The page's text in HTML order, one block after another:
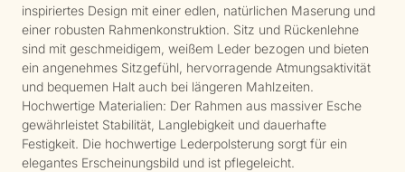
inspiriertes Design mit einer edlen, natürlichen Maserung und
einer robusten Rahmenkonstruktion. Sitz und Rückenlehne
sind mit geschmeidigem, weißem Leder bezogen und bieten
ein angenehmes Sitzgefühl, hervorragende Atmungsaktivität
und bequemen Halt auch bei längeren Mahlzeiten.
Hochwertige Materialien: Der Rahmen aus massiver Esche
gewährleistet Stabilität, Langlebigkeit und dauerhafte
Festigkeit. Die hochwertige Lederpolsterung sorgt für ein
elegantes Erscheinungsbild und ist pflegeleicht.